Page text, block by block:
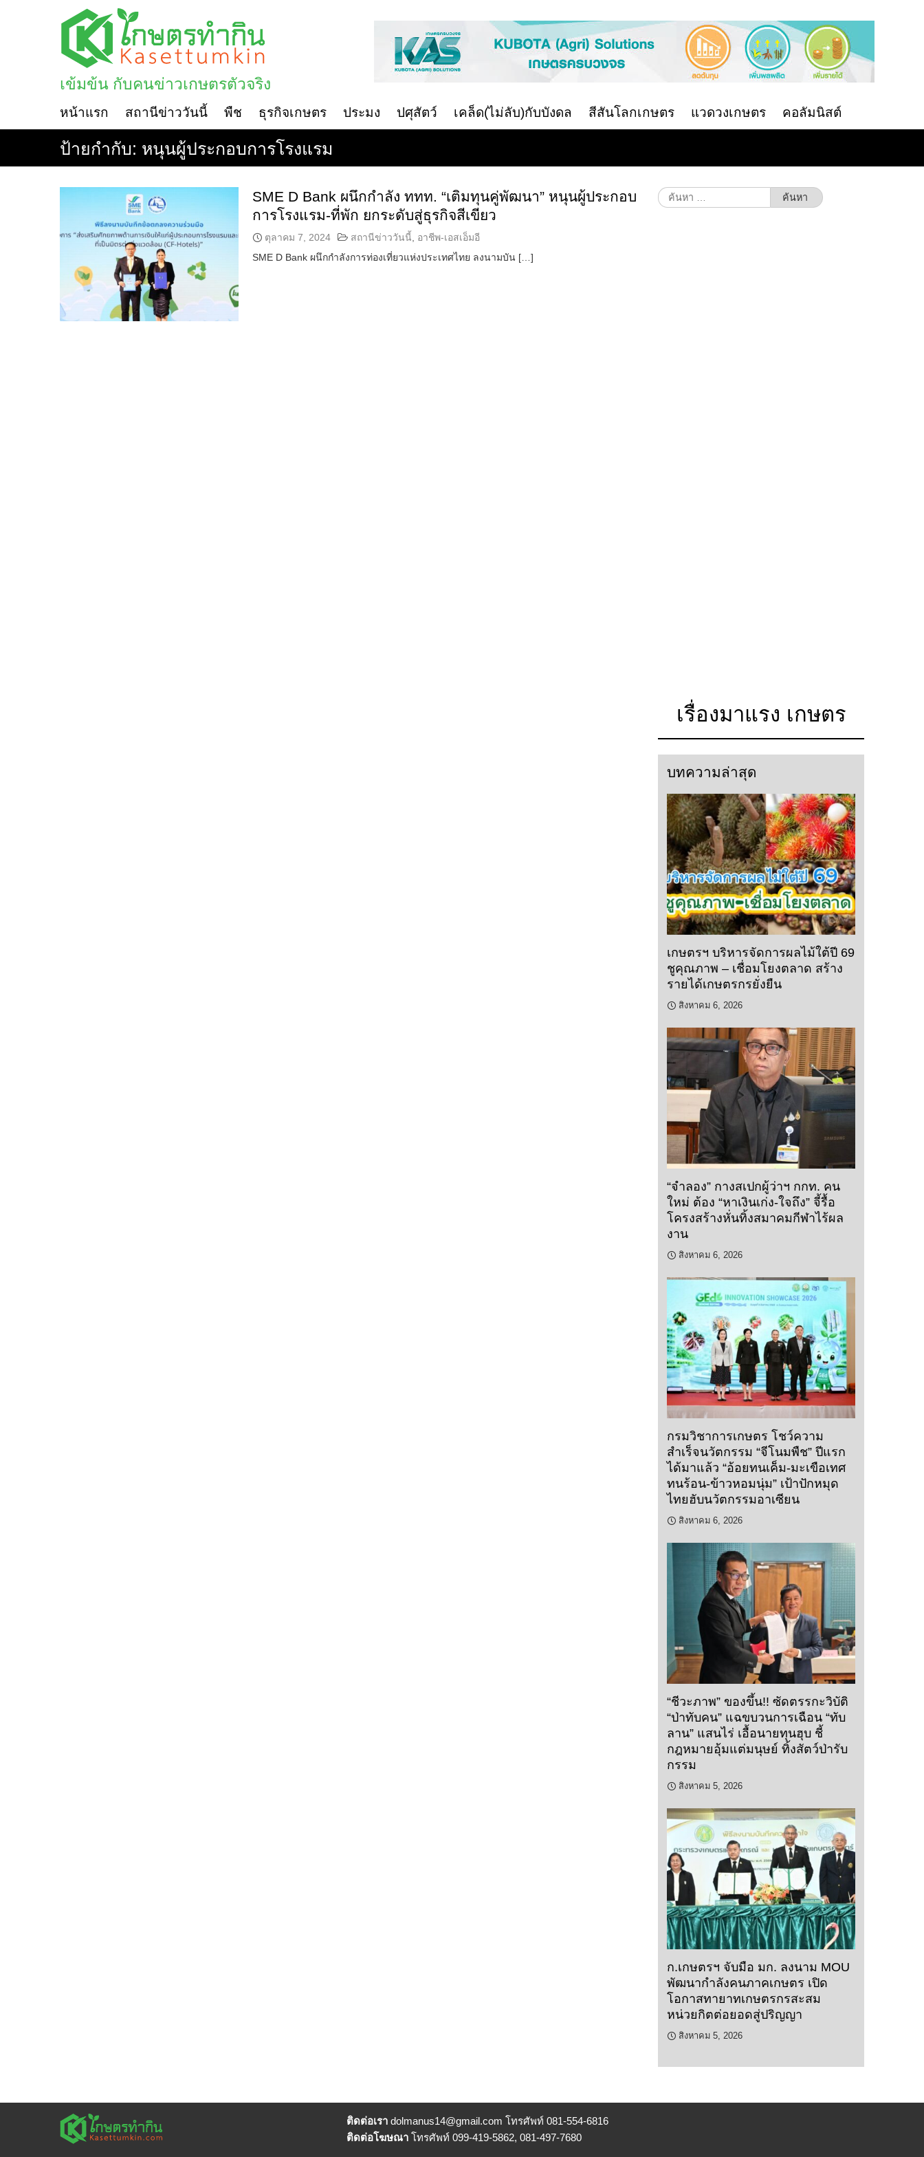
เข้มข้น กับคนข่าวเกษตรตัวจริง
หน้าแรก สถานีข่าววันนี้ พืช ธุรกิจเกษตร ประมง ปศุสัตว์ เคล็ด(ไม่ลับ)กับบังดล สีสันโลกเกษตร แวดวงเกษตร คอลัมนิสต์
ป้ายกำกับ: หนุนผู้ประกอบการโรงแรม
SME D Bank ผนึกกำลัง ททท. “เติมทุนคู่พัฒนา” หนุนผู้ประกอบ
การโรงแรม-ที่พัก ยกระดับสู่ธุรกิจสีเขียว
ตุลาคม 7, 2024 สถานีข่าววันนี้
อาชีพ-เอสเอ็มอี
SME D Bank ผนึกกำลังการท่องเที่ยวแห่งประเทศไทย ลงนามบัน […]
ค้นหา
สำหรับ:
เรื่องมาแรง เกษตร
บทความล่าสุด
เกษตรฯ บริหารจัดการผลไม้ใต้ปี 69
ชูคุณภาพ – เชื่อมโยงตลาด สร้าง
รายได้เกษตรกรยั่งยืน
สิงหาคม 6, 2026
“จำลอง” กางสเปกผู้ว่าฯ กกท. คน
ใหม่ ต้อง “หาเงินเก่ง-ใจถึง” จี้รื้อ
โครงสร้างหั่นทิ้งสมาคมกีฬาไร้ผล
งาน
สิงหาคม 6, 2026
กรมวิชาการเกษตร โชว์ความ
สำเร็จนวัตกรรม “จีโนมพืช” ปีแรก
ได้มาแล้ว “อ้อยทนเค็ม-มะเขือเทศ
ทนร้อน-ข้าวหอมนุ่ม” เป้าปักหมุด
ไทยฮับนวัตกรรมอาเซียน
สิงหาคม 6, 2026
“ชีวะภาพ” ของขึ้น!! ซัดตรรกะวิบัติ
“ป่าทับคน” แฉขบวนการเฉือน “ทับ
ลาน” แสนไร่ เอื้อนายทุนฮุบ ชี้
กฎหมายอุ้มแต่มนุษย์ ทิ้งสัตว์ป่ารับ
กรรม
สิงหาคม 5, 2026
ก.เกษตรฯ จับมือ มก. ลงนาม MOU
พัฒนากำลังคนภาคเกษตร เปิด
โอกาสทายาทเกษตรกรสะสม
หน่วยกิตต่อยอดสู่ปริญญา
สิงหาคม 5, 2026
ติดต่อเรา dolmanus14@gmail.com โทรศัพท์ 081-554-6816
ติดต่อโฆษณา โทรศัพท์ 099-419-5862, 081-497-7680